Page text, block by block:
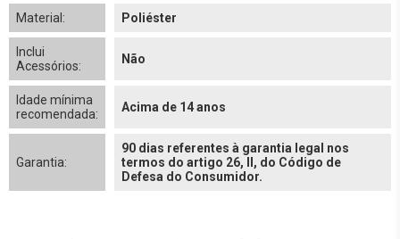
Material: Poliéster
Inclui
Acessórios:
Não
Idade mínima
recomendada:
Acima de 14 anos
Garantia:
90 dias referentes à garantia legal nos
termos do artigo 26, II, do Código de
Defesa do Consumidor.